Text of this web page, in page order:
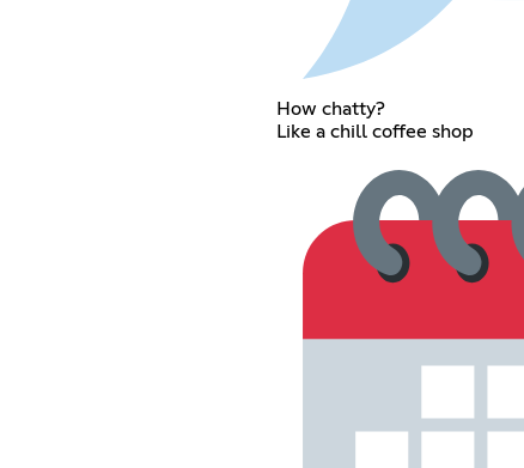
How chatty?
Like a chill coffee shop